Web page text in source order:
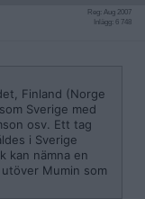
Reg: Aug 2007
Inlägg: 6 748
Finland (Norge
Sverige med
osv. Ett tag
i Sverige
kan nämna en
Mumin som